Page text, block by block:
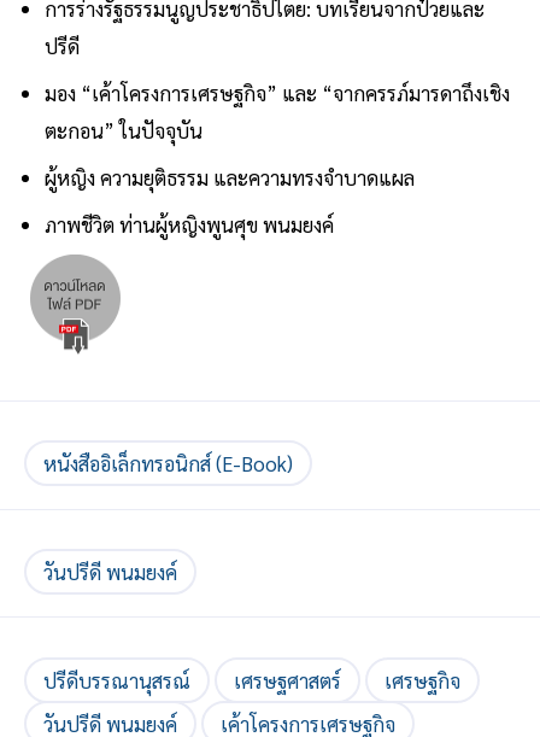
การร่างรัฐธรรมนูญประชาธิปไตย: บทเรียนจากป๋วยและ
ปรีดี
มอง “เค้าโครงการเศรษฐกิจ” และ “จากครรภ์มารดาถึงเชิง
ตะกอน” ในปัจจุบัน
ผู้หญิง ความยุติธรรม และความทรงจำบาดแผล
ภาพชีวิต ท่านผู้หญิงพูนศุข พนมยงค์
หนังสืออิเล็กทรอนิกส์ (E-Book)
วันปรีดี พนมยงค์
ปรีดีบรรณานุสรณ์ เศรษฐศาสตร์
เศรษฐกิจ
วันปรีดี พนมยงค์
เค้าโครงการเศรษฐกิจ